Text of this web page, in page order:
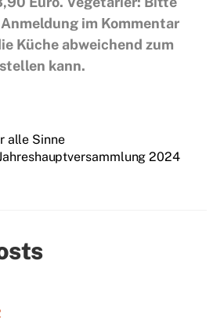
im Kommentar
Küche abweichend zum
kann.
alle Sinne
2024